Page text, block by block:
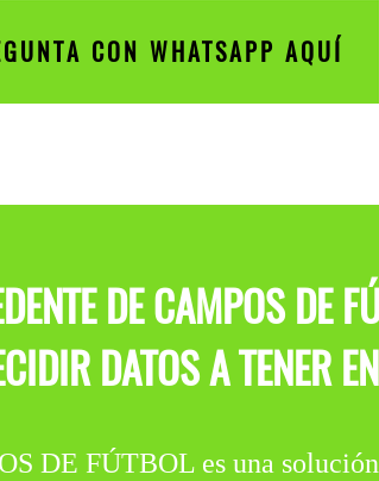
CON WHATSAPP AQUÍ
DE CAMPOS DE
DATOS A TENER
DE FÚTBOL es una